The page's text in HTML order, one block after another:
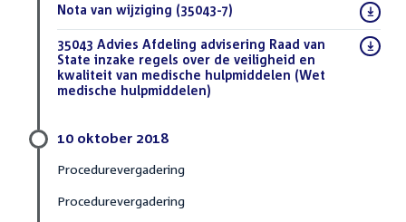
Download
Nota van wijziging (35043-7)
Download
bestand:
35043 Advies Afdeling advisering Raad van
State inzake regels over de veiligheid en
kwaliteit van medische hulpmiddelen (Wet
medische hulpmiddelen)
10 oktober 2018
Procedurevergadering
Procedurevergadering